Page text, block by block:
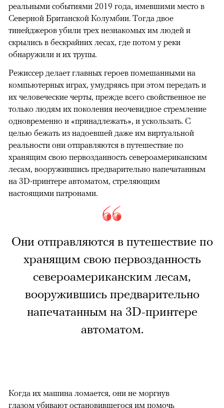
реальными событиями 2019 года, имевшими место в
Северной Британской Колумбии. Тогда двое
тинейджеров убили трех незнакомых им людей и
скрылись в бескрайних лесах, где потом у реки
обнаружили и их трупы.
Режиссер делает главных героев помешанными на
компьютерных играх, умудряясь при этом передать и
их человеческие черты, прежде всего свойственное не
только людям их поколения неочевидное стремление
одновременно и «принадлежать», и ускользать. С
целью бежать из надоевшей даже им виртуальной
реальности они отправляются в путешествие по
хранящим свою первозданность североамериканским
лесам, вооружившись предварительно напечатанным
на 3D-принтере автоматом, стреляющим
настоящими патронами.
Они отправляются в путешествие по
хранящим свою первозданность
североамериканским лесам,
вооружившись предварительно
напечатанным на 3D-принтере
автоматом.
Когда их машина ломается, они не моргнув
глазом убивают остановившегося им помочь